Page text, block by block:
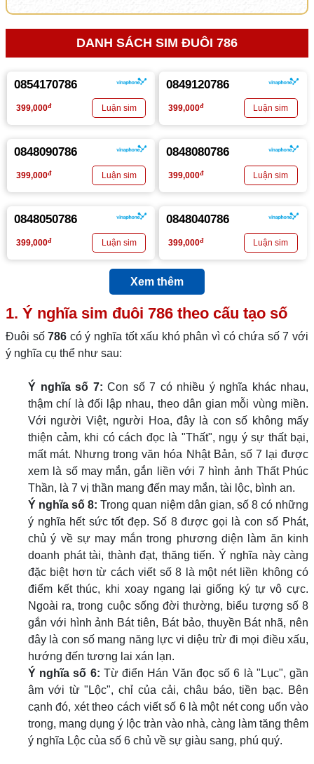
DANH SÁCH SIM ĐUÔI 786
0854170786
399,000đ
0849120786
399,000đ
0848090786
399,000đ
0848080786
399,000đ
0848050786
399,000đ
0848040786
399,000đ
Xem thêm
1. Ý nghĩa sim đuôi 786 theo cấu tạo số
Đuôi số786 có ý nghĩa tốt xấu khó phân vì có chứa số 7 với
ý nghĩa cụ thể như sau:
Ý nghĩa số 7: Con số 7 có nhiều ý nghĩa khác nhau,
thậm chí là đối lập nhau, theo dân gian mỗi vùng miền.
Với người Việt, người Hoa, đây là con số không mấy
thiện cảm, khi có cách đọc là "Thất", ngụ ý sự thất bại,
mất mát. Nhưng trong văn hóa Nhật Bản, số 7 lại được
xem là số may mắn, gắn liền với 7 hình ảnh Thất Phúc
Thần, là 7 vị thần mang đến may mắn, tài lộc, bình an.
Ý nghĩa số 8: Trong quan niệm dân gian, số 8 có những
ý nghĩa hết sức tốt đẹp. Số 8 được gọi là con số Phát,
chủ ý về sự may mắn trong phương diện làm ăn kinh
doanh phát tài, thành đạt, thăng tiến. Ý nghĩa này càng
đặc biệt hơn từ cách viết số 8 là một nét liền không có
điểm kết thúc, khi xoay ngang lại giống ký tự vô cực.
Ngoài ra, trong cuộc sống đời thường, biểu tượng số 8
gắn với hình ảnh Bát tiên, Bát bảo, thuyền Bát nhã, nên
đây là con số mang năng lực vi diệu trừ đi mọi điều xấu,
hướng đến tương lai xán lạn.
Ý nghĩa số 6: Từ điển Hán Văn đọc số 6 là "Lục", gần
âm với từ "Lộc", chỉ của cải, châu báo, tiền bạc. Bên
cạnh đó, xét theo cách viết số 6 là một nét cong uốn vào
trong, mang dụng ý lộc tràn vào nhà, càng làm tăng thêm
ý nghĩa Lộc của số 6 chủ về sự giàu sang, phú quý.